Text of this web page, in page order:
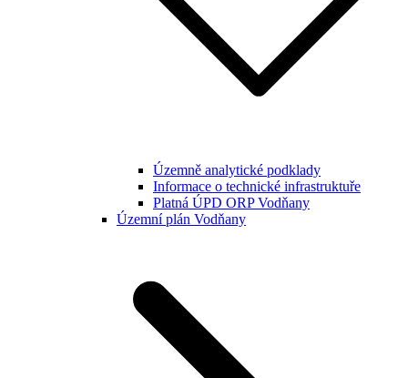
Územně analytické podklady
Informace o technické infrastruktuře
Platná ÚPD ORP Vodňany
Územní plán Vodňany